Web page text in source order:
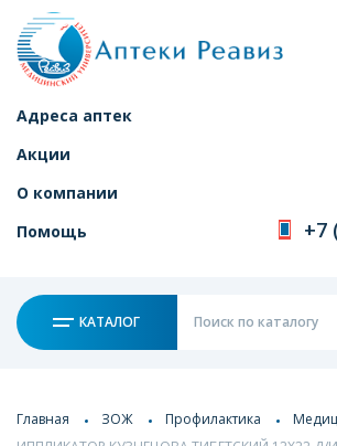
Адреса аптек
Акции
О компании
Помощь
+7
КАТАЛОГ
Главная ЗОЖ Профилактика